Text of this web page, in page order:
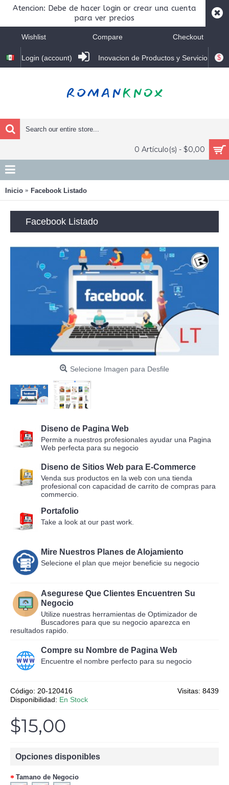
Atencion: Debe de hacer login or crear una cuenta
para ver precios
Wishlist Compare Checkout
$
Login (account) Inovacion de Productos y Servicio
0 Artículo(s) - $0,00
Inicio Facebook Listado
Facebook Listado
Selecione Imagen para Desfile
Diseno de Pagina Web
Permite a nuestros profesionales ayudar una Pagina
Web perfecta para su negocio
Diseno de Sitios Web para E-Commerce
Venda sus productos en la web con una tienda
profesional con capacidad de carrito de compras para
commercio.
Portafolio
Take a look at our past work.
Mire Nuestros Planes de Alojamiento
Selecione el plan que mejor beneficie su negocio
Asegurese Que Clientes Encuentren Su
Negocio
Utilize nuestras herramientas de Optimizador de
Buscadores para que su negocio aparezca en
resultados rapido.
Compre su Nombre de Pagina Web
Encuentre el nombre perfecto para su negocio
Visitas: 8439
Código: 20-120416
Disponibilidad: En Stock
$15,00
Opciones disponibles
Tamano de Negocio